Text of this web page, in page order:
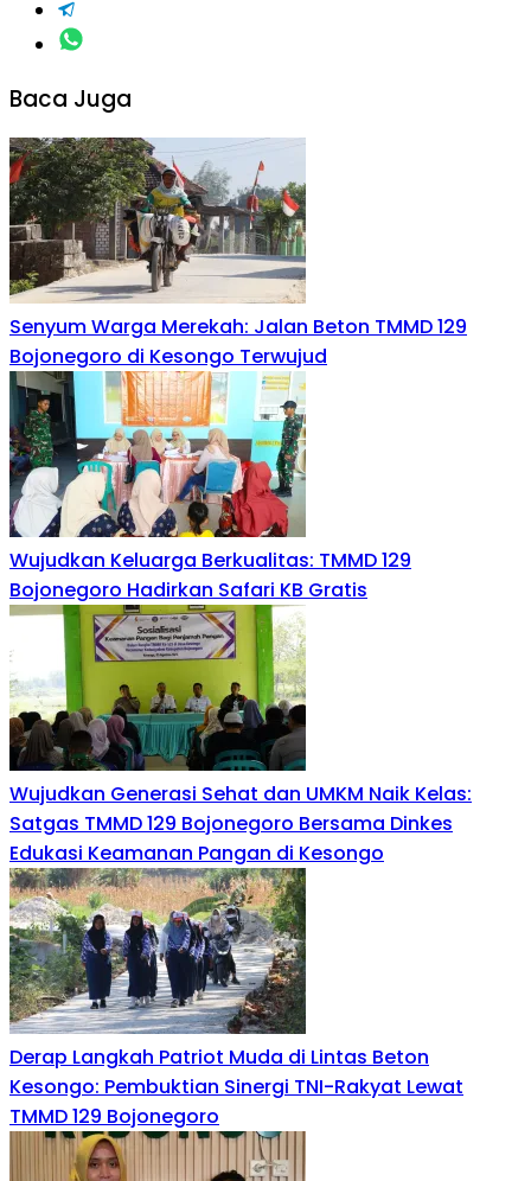
Baca Juga
Senyum Warga Merekah: Jalan Beton TMMD 129
Bojonegoro di Kesongo Terwujud
Wujudkan Keluarga Berkualitas: TMMD 129
Bojonegoro Hadirkan Safari KB Gratis
Wujudkan Generasi Sehat dan UMKM Naik Kelas:
Satgas TMMD 129 Bojonegoro Bersama Dinkes
Edukasi Keamanan Pangan di Kesongo
Derap Langkah Patriot Muda di Lintas Beton
Kesongo: Pembuktian Sinergi TNI-Rakyat Lewat
TMMD 129 Bojonegoro